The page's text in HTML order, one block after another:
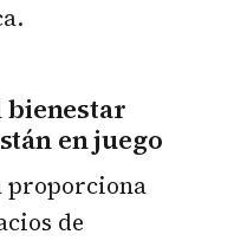
en juego
proporciona
de